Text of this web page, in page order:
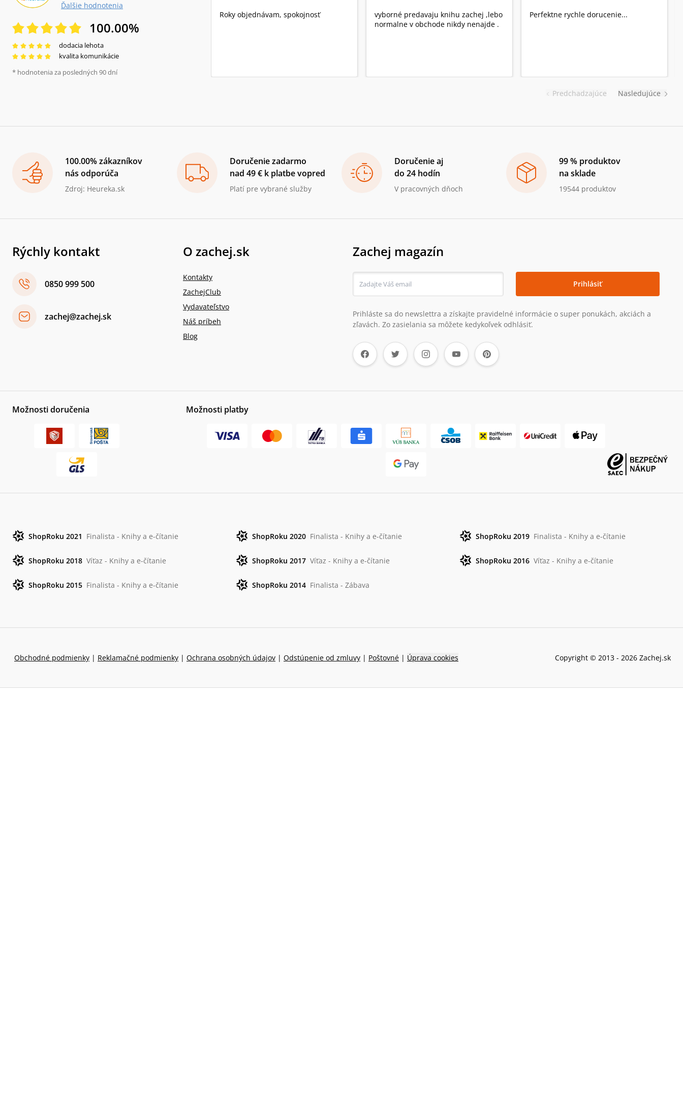
Ďalšie hodnotenia
100.00%
dodacia lehota
kvalita komunikácie
* hodnotenia za posledných 90 dní
Predchadzajúce
Roky objednávam, spokojnosť
vyborné predavaju knihu zachej ,lebo
normalne v obchode nikdy nenajde .
Perfektne rychle dorucenie...
Nasledujúce
100.00% zákazníkov
nás odporúča
Zdroj: Heureka.sk
Doručenie zadarmo
nad 49 € k platbe vopred
Platí pre vybrané služby
Doručenie aj
do 24 hodín
V pracovných dňoch
99 % produktov
na sklade
19544 produktov
Rýchly kontakt
0850 999 500
zachej@zachej.sk
O zachej.sk
Kontakty
ZachejClub
Vydavateľstvo
Náš príbeh
Blog
Zachej magazín
Prihlásiť
Prihláste sa do newslettra a získajte pravidelné informácie o super ponukách, akciách a
zľavách. Zo zasielania sa môžete kedykoľvek odhlásiť.
Možnosti doručenia Možnosti platby
ShopRoku 2021 Finalista - Knihy a e-čítanie ShopRoku 2020 Finalista - Knihy a e-čítanie ShopRoku 2019 Finalista - Knihy a e-čítanie
ShopRoku 2018 Víťaz - Knihy a e-čítanie ShopRoku 2017 Víťaz - Knihy a e-čítanie ShopRoku 2016 Víťaz - Knihy a e-čítanie
ShopRoku 2015 Finalista - Knihy a e-čítanie ShopRoku 2014 Finalista - Zábava
Obchodné podmienky | Reklamačné podmienky | Ochrana osobných údajov | Odstúpenie od zmluvy | Poštovné | Úprava cookies Copyright © 2013 - 2026 Zachej.sk